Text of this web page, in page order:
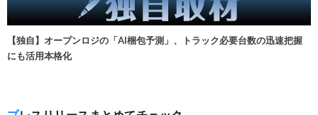
【独自】オープンロジの「AI梱包予測」、トラック必要台数の迅速把握
にも活用本格化